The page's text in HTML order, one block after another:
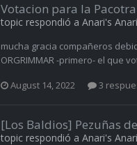
Votacion para la
topic respondió a Anari's Anari
mucha gracia compañeros
ORGRIMMAR -primero- el que
August 14, 2022
3
[Los Baldios] Pezuñas
topic respondió a Anari's Anari